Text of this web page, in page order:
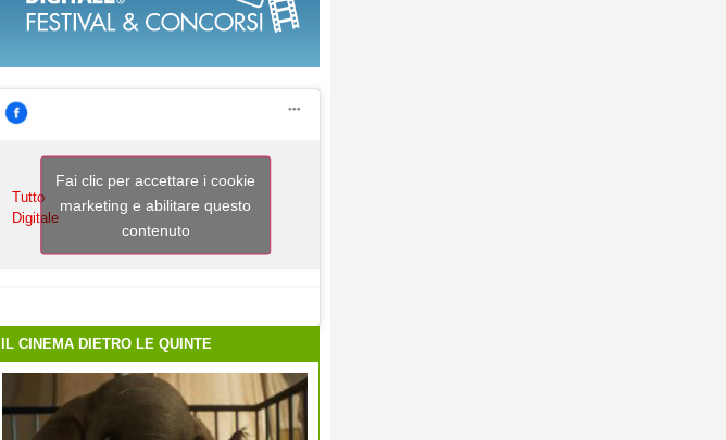
Tutto
Digitale
Fai clic per accettare i cookie
marketing e abilitare questo
contenuto
IL CINEMA DIETRO LE QUINTE